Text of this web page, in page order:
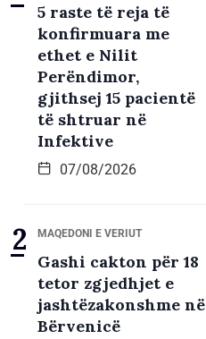
5 raste të reja të
konfirmuara me
ethet e Nilit
Perëndimor,
gjithsej 15 pacientë
të shtruar në
Infektive
07/08/2026
MAQEDONI E VERIUT
Gashi cakton për 18
tetor zgjedhjet e
jashtëzakonshme në
Bërvenicë